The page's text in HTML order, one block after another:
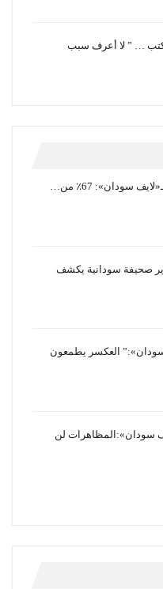
… ” لا أعرف سبب
سودان»: 67٪ من…
صحيفة سودانية يكشف
العكسر يطمعون
سودان»:المظاهرات لن